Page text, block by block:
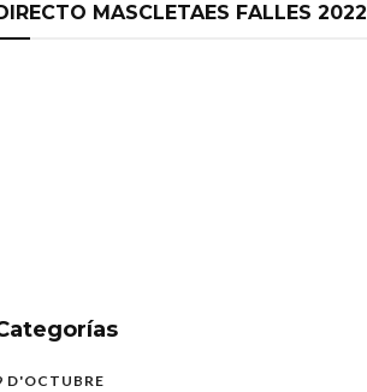
MASCLETAES FALLES 2022
D'OCTUBRE